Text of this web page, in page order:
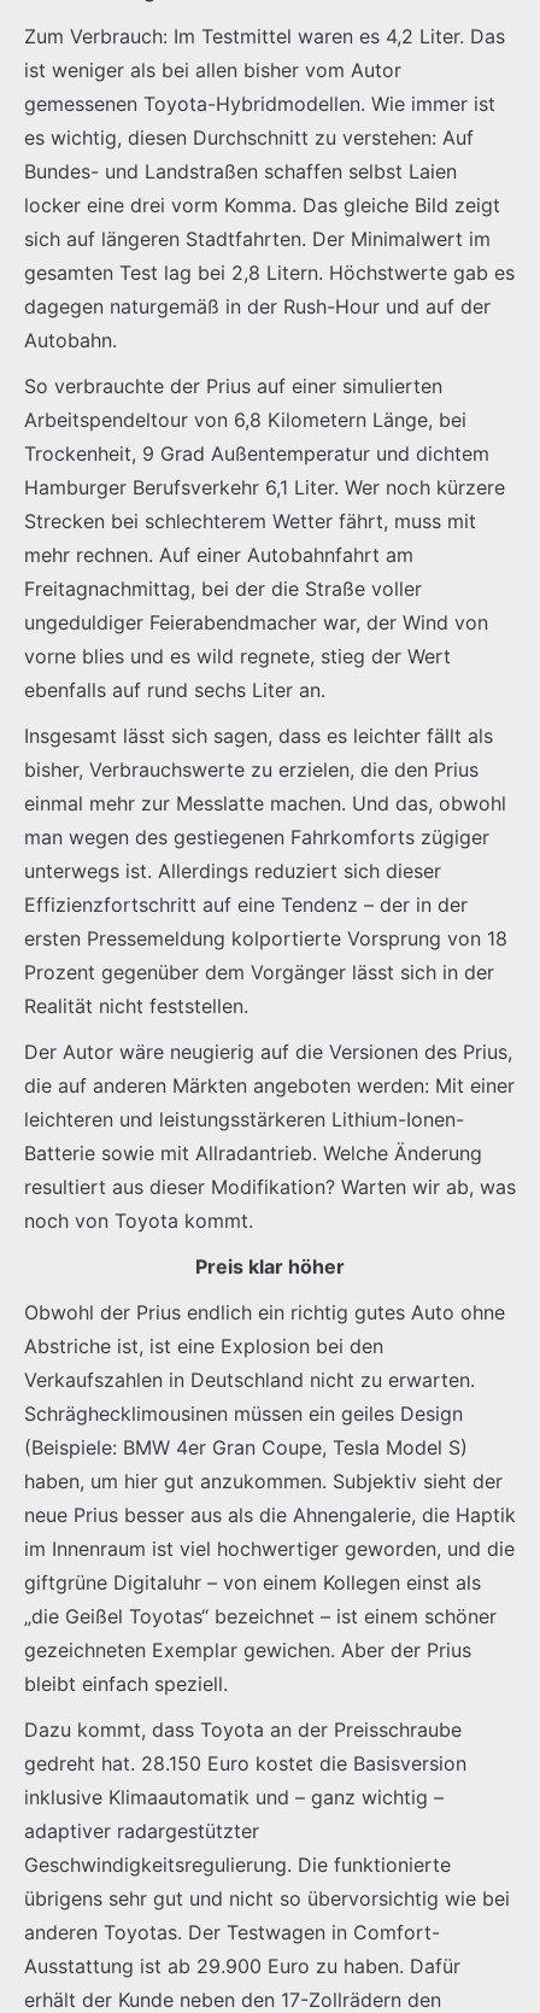
Zum Verbrauch: Im Testmittel waren es 4,2 Liter. Das
ist weniger als bei allen bisher vom Autor
gemessenen Toyota-Hybridmodellen. Wie immer ist
es wichtig, diesen Durchschnitt zu verstehen: Auf
Bundes- und Landstraßen schaffen selbst Laien
locker eine drei vorm Komma. Das gleiche Bild zeigt
sich auf längeren Stadtfahrten. Der Minimalwert im
gesamten Test lag bei 2,8 Litern. Höchstwerte gab es
dagegen naturgemäß in der Rush-Hour und auf der
Autobahn.
So verbrauchte der Prius auf einer simulierten
Arbeitspendeltour von 6,8 Kilometern Länge, bei
Trockenheit, 9 Grad Außentemperatur und dichtem
Hamburger Berufsverkehr 6,1 Liter. Wer noch kürzere
Strecken bei schlechterem Wetter fährt, muss mit
mehr rechnen. Auf einer Autobahnfahrt am
Freitagnachmittag, bei der die Straße voller
ungeduldiger Feierabendmacher war, der Wind von
vorne blies und es wild regnete, stieg der Wert
ebenfalls auf rund sechs Liter an.
Insgesamt lässt sich sagen, dass es leichter fällt als
bisher, Verbrauchswerte zu erzielen, die den Prius
einmal mehr zur Messlatte machen. Und das, obwohl
man wegen des gestiegenen Fahrkomforts zügiger
unterwegs ist. Allerdings reduziert sich dieser
Effizienzfortschritt auf eine Tendenz – der in der
ersten Pressemeldung kolportierte Vorsprung von 18
Prozent gegenüber dem Vorgänger lässt sich in der
Realität nicht feststellen.
Der Autor wäre neugierig auf die Versionen des Prius,
die auf anderen Märkten angeboten werden: Mit einer
leichteren und leistungsstärkeren Lithium-Ionen-
Batterie sowie mit Allradantrieb. Welche Änderung
resultiert aus dieser Modifikation? Warten wir ab, was
noch von Toyota kommt.
Preis klar höher
Obwohl der Prius endlich ein richtig gutes Auto ohne
Abstriche ist, ist eine Explosion bei den
Verkaufszahlen in Deutschland nicht zu erwarten.
Schräghecklimousinen müssen ein geiles Design
(Beispiele: BMW 4er Gran Coupe, Tesla Model S)
haben, um hier gut anzukommen. Subjektiv sieht der
neue Prius besser aus als die Ahnengalerie, die Haptik
im Innenraum ist viel hochwertiger geworden, und die
giftgrüne Digitaluhr – von einem Kollegen einst als
„die Geißel Toyotas“ bezeichnet – ist einem schöner
gezeichneten Exemplar gewichen. Aber der Prius
bleibt einfach speziell.
Dazu kommt, dass Toyota an der Preisschraube
gedreht hat. 28.150 Euro kostet die Basisversion
inklusive Klimaautomatik und – ganz wichtig –
adaptiver radargestützter
Geschwindigkeitsregulierung. Die funktionierte
übrigens sehr gut und nicht so übervorsichtig wie bei
anderen Toyotas. Der Testwagen in Comfort-
Ausstattung ist ab 29.900 Euro zu haben. Dafür
erhält der Kunde neben den 17-Zollrädern den